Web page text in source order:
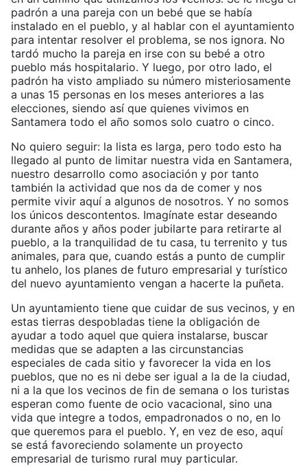
padrón a una pareja con un bebé que se había
instalado en el pueblo, y al hablar con el ayuntamiento
para intentar resolver el problema, se nos ignora. No
tardó mucho la pareja en irse con su bebé a otro
pueblo más hospitalario. Y luego, por otro lado, el
padrón ha visto ampliado su número misteriosamente
a unas 15 personas en los meses anteriores a las
elecciones, siendo así que quienes vivimos en
Santamera todo el año somos solo cuatro o cinco.
No quiero seguir: la lista es larga, pero todo esto ha
llegado al punto de limitar nuestra vida en Santamera,
nuestro desarrollo como asociación y por tanto
también la actividad que nos da de comer y nos
permite vivir aquí a algunos de nosotros. Y no somos
los únicos descontentos. Imagínate estar deseando
durante años y años poder jubilarte para retirarte al
pueblo, a la tranquilidad de tu casa, tu terrenito y tus
animales, para que, cuando estás a punto de cumplir
tu anhelo, los planes de futuro empresarial y turístico
del nuevo ayuntamiento vengan a hacerte la puñeta.
Un ayuntamiento tiene que cuidar de sus vecinos, y en
estas tierras despobladas tiene la obligación de
ayudar a todo aquel que quiera instalarse, buscar
medidas que se adapten a las circunstancias
especiales de cada sitio y favorecer la vida en los
pueblos, que no es ni debe ser igual a la de la ciudad,
ni a la que los vecinos de fin de semana o los turistas
esperan como fuente de ocio vacacional, sino una
vida que integre a todos, empadronados o no, en lo
que queremos para el pueblo. Y, en vez de eso, aquí
se está favoreciendo solamente un proyecto
empresarial de turismo rural muy particular.